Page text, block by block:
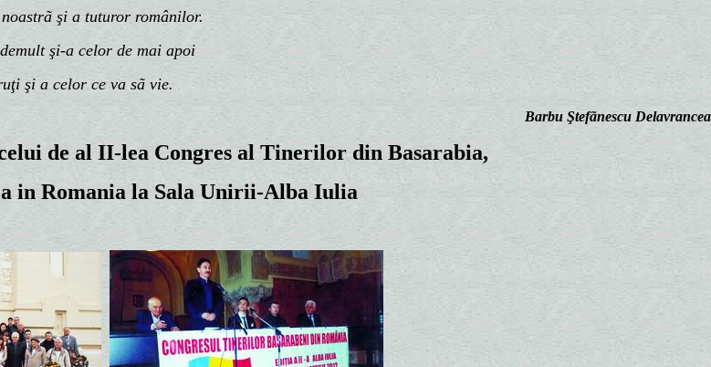
şi a tuturor românilor.
şi-a celor de mai apoi
şi a celor ce va sã vie.
Barbu Ştefãnescu Delavrancea
de al II-lea Congres al Tinerilor din Basarabia,
in Romania la Sala Unirii-Alba Iulia